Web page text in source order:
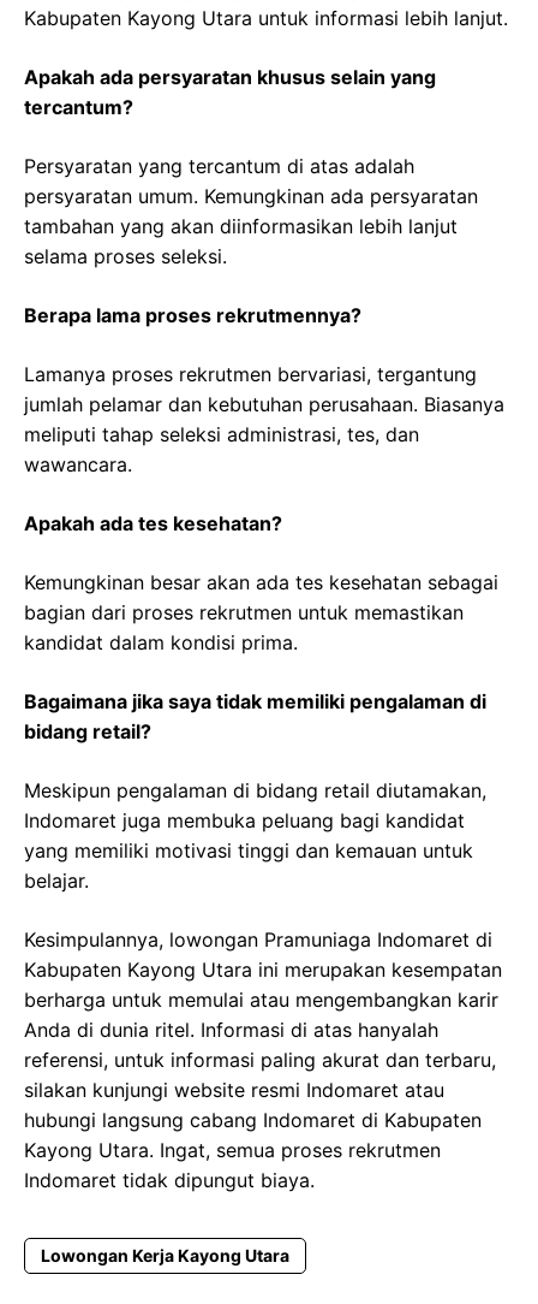
Kabupaten Kayong Utara untuk informasi lebih lanjut.
Apakah ada persyaratan khusus selain yang
tercantum?
Persyaratan yang tercantum di atas adalah
persyaratan umum. Kemungkinan ada persyaratan
tambahan yang akan diinformasikan lebih lanjut
selama proses seleksi.
Berapa lama proses rekrutmennya?
Lamanya proses rekrutmen bervariasi, tergantung
jumlah pelamar dan kebutuhan perusahaan. Biasanya
meliputi tahap seleksi administrasi, tes, dan
wawancara.
Apakah ada tes kesehatan?
Kemungkinan besar akan ada tes kesehatan sebagai
bagian dari proses rekrutmen untuk memastikan
kandidat dalam kondisi prima.
Bagaimana jika saya tidak memiliki pengalaman di
bidang retail?
Meskipun pengalaman di bidang retail diutamakan,
Indomaret juga membuka peluang bagi kandidat
yang memiliki motivasi tinggi dan kemauan untuk
belajar.
Kesimpulannya, lowongan Pramuniaga Indomaret di
Kabupaten Kayong Utara ini merupakan kesempatan
berharga untuk memulai atau mengembangkan karir
Anda di dunia ritel. Informasi di atas hanyalah
referensi, untuk informasi paling akurat dan terbaru,
silakan kunjungi website resmi Indomaret atau
hubungi langsung cabang Indomaret di Kabupaten
Kayong Utara. Ingat, semua proses rekrutmen
Indomaret tidak dipungut biaya.
Lowongan Kerja Kayong Utara